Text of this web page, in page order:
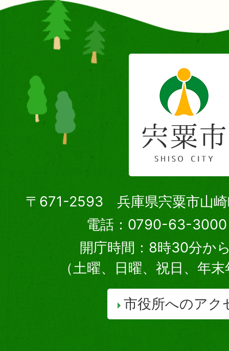
〒671-2593 兵庫県宍粟市山崎
電話：0790-63-3000
開庁時間：8時30分か
（土曜、日曜、祝日、年
市役所へのアク